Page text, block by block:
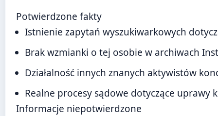
Potwierdzone fakty
Istnienie zapytań wyszukiwarkowych
Brak wzmianki o tej osobie w archiwach
Działalność innych znanych aktywistów
Realne procesy sądowe dotyczące uprawy
Informacje niepotwierdzone